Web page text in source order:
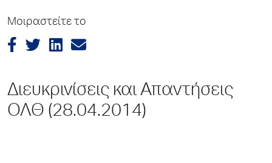
Μοιραστείτε το
Διευκρινίσεις και Απαντήσεις
ΟΛΘ (28.04.2014)